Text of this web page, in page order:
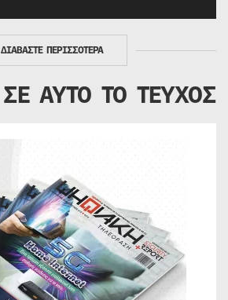
ΔΙΑΒΑΣΤΕ ΠΕΡΙΣΣΟΤΕΡΑ
ΣΕ ΑΥΤΟ ΤΟ ΤΕΥΧΟΣ